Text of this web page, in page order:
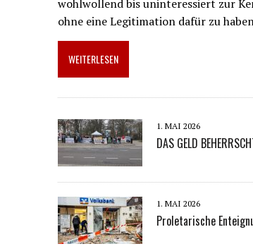
wohlwollend bis uninteressiert zur
ohne eine Legitimation dafür zu
WEITERLESEN
1. MAI 2026
DAS GELD
1. MAI 2026
Proletarische